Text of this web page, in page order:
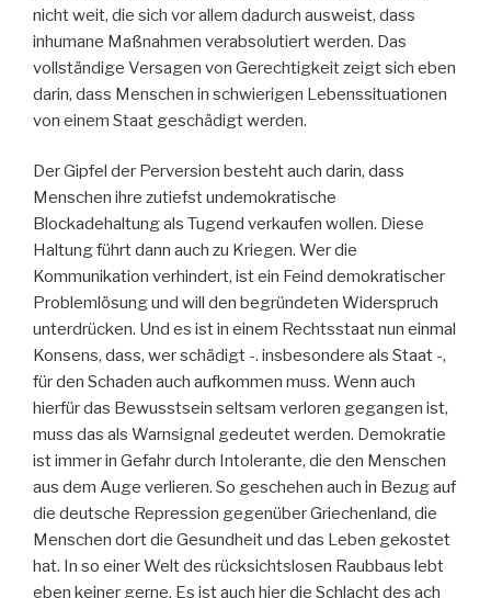
nicht weit, die sich vor allem dadurch ausweist, dass
inhumane Maßnahmen verabsolutiert werden. Das
vollständige Versagen von Gerechtigkeit zeigt sich eben
darin, dass Menschen in schwierigen Lebenssituationen
von einem Staat geschädigt werden.
Der Gipfel der Perversion besteht auch darin, dass
Menschen ihre zutiefst undemokratische
Blockadehaltung als Tugend verkaufen wollen. Diese
Haltung führt dann auch zu Kriegen. Wer die
Kommunikation verhindert, ist ein Feind demokratischer
Problemlösung und will den begründeten Widerspruch
unterdrücken. Und es ist in einem Rechtsstaat nun einmal
Konsens, dass, wer schädigt -. insbesondere als Staat -,
für den Schaden auch aufkommen muss. Wenn auch
hierfür das Bewusstsein seltsam verloren gegangen ist,
muss das als Warnsignal gedeutet werden. Demokratie
ist immer in Gefahr durch Intolerante, die den Menschen
aus dem Auge verlieren. So geschehen auch in Bezug auf
die deutsche Repression gegenüber Griechenland, die
Menschen dort die Gesundheit und das Leben gekostet
hat. In so einer Welt des rücksichtslosen Raubbaus lebt
eben keiner gerne. Es ist auch hier die Schlacht des ach